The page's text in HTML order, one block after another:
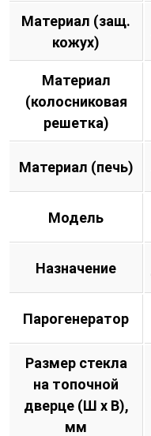
Материал (защ.
кожух)
Материал
(колосниковая
решетка)
Материал (печь)
Модель
Назначение
Парогенератор
Размер стекла
на топочной
дверце (Ш х В),
мм